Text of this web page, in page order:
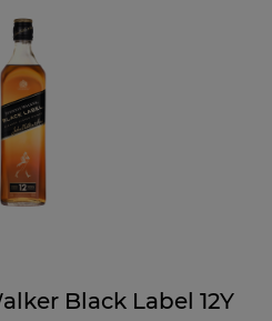
Black Label 12Y